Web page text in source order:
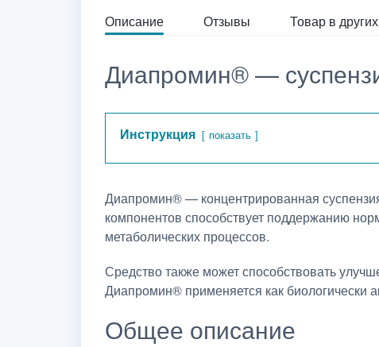
Описание Отзывы Товар в
Диапромин® —
Инструкция показать
Диапромин® — концентрированная
компонентов способствует поддержанию
метаболических процессов.
Средство также может способствовать
Диапромин® применяется как биологически
Общее описание